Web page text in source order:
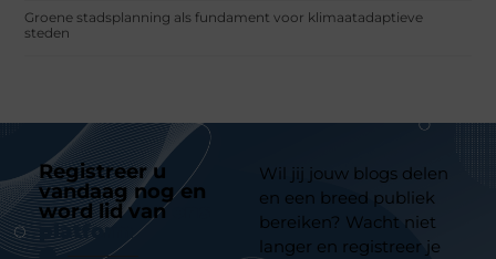
Groene stadsplanning als fundament voor klimaatadaptieve
steden
Registreer u
vandaag nog en
word lid van
platform
Wil jij jouw blogs delen
en een breed publiek
bereiken? Wacht niet
langer en registreer je